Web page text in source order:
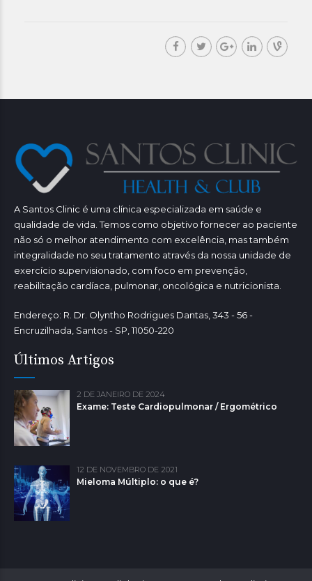
A Santos Clinic é uma clínica especializada em saúde e
qualidade de vida. Temos como objetivo fornecer ao paciente
não só o melhor atendimento com excelência, mas também
integralidade no seu tratamento através da nossa unidade de
exercício supervisionado, com foco em prevenção,
reabilitação cardíaca, pulmonar, oncológica e nutricionista.
Endereço: R. Dr. Olyntho Rodrigues Dantas, 343 - 56 -
Encruzilhada, Santos - SP, 11050-220
Últimos Artigos
2 DE JANEIRO DE 2024
Exame: Teste Cardiopulmonar / Ergométrico
12 DE NOVEMBRO DE 2021
Mieloma Múltiplo: o que é?